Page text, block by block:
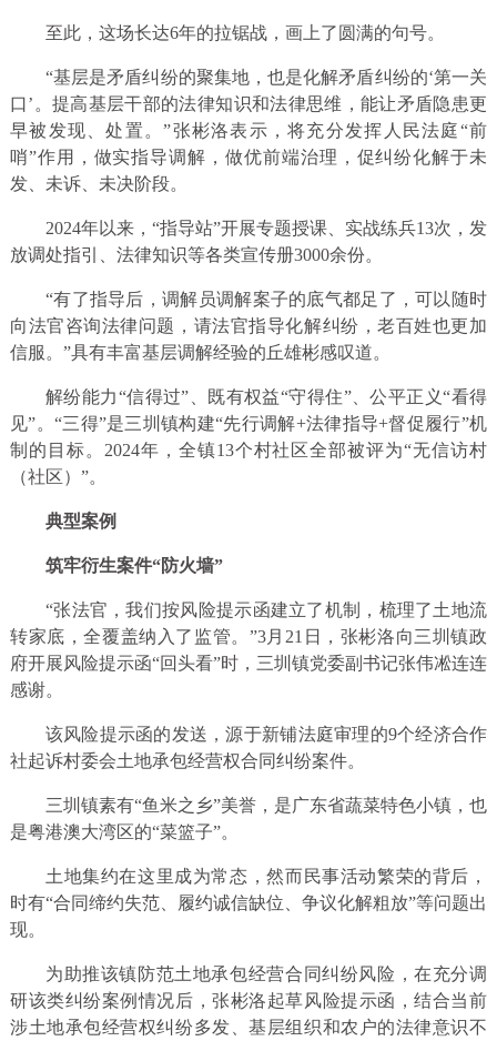
至此，这场长达6年的拉锯战，画上了圆满的句号。
“基层是矛盾纠纷的聚集地，也是化解矛盾纠纷的‘第一关
口’。提高基层干部的法律知识和法律思维，能让矛盾隐患更
早被发现、处置。”张彬洛表示，将充分发挥人民法庭“前
哨”作用，做实指导调解，做优前端治理，促纠纷化解于未
发、未诉、未决阶段。
2024年以来，“指导站”开展专题授课、实战练兵13次，发
放调处指引、法律知识等各类宣传册3000余份。
“有了指导后，调解员调解案子的底气都足了，可以随时
向法官咨询法律问题，请法官指导化解纠纷，老百姓也更加
信服。”具有丰富基层调解经验的丘雄彬感叹道。
解纷能力“信得过”、既有权益“守得住”、公平正义“看得
见”。“三得”是三圳镇构建“先行调解+法律指导+督促履行”机
制的目标。2024年，全镇13个村社区全部被评为“无信访村
（社区）”。
典型案例
筑牢衍生案件“防火墙”
“张法官，我们按风险提示函建立了机制，梳理了土地流
转家底，全覆盖纳入了监管。”3月21日，张彬洛向三圳镇政
府开展风险提示函“回头看”时，三圳镇党委副书记张伟凇连连
感谢。
该风险提示函的发送，源于新铺法庭审理的9个经济合作
社起诉村委会土地承包经营权合同纠纷案件。
三圳镇素有“鱼米之乡”美誉，是广东省蔬菜特色小镇，也
是粤港澳大湾区的“菜篮子”。
土地集约在这里成为常态，然而民事活动繁荣的背后，
时有“合同缔约失范、履约诚信缺位、争议化解粗放”等问题出
现。
为助推该镇防范土地承包经营合同纠纷风险，在充分调
研该类纠纷案例情况后，张彬洛起草风险提示函，结合当前
涉土地承包经营权纠纷多发、基层组织和农户的法律意识不